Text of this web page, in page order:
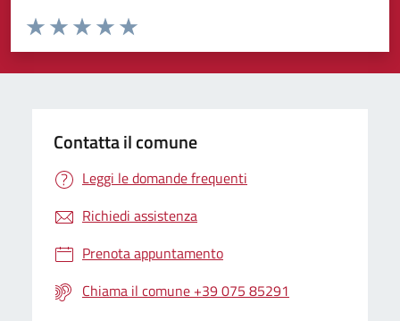
Valuta da 1 a 5 stelle la pagina
Valuta 5 stelle su 5
Valuta 4 stelle su 5
Valuta 3 stelle su 5
Valuta 2 stelle su 5
Valuta 1 stelle su 5
Contatta il comune
Leggi le domande frequenti
Richiedi assistenza
Prenota appuntamento
Chiama il comune +39 075 85291